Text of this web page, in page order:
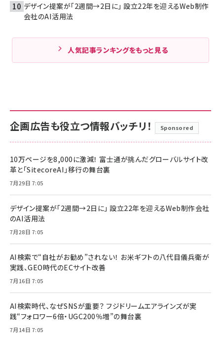
デザイン提案が「2週間→2日に」 設立22年を迎えるWeb制作
会社のAI活用法
人気記事ランキングをもっと見る
企画広告も役立つ情報バッチリ！ Sponsored
10万ページを8,000に激減！ 富士通が挑んだグローバルサイト改
革と「SitecoreAI」移行の舞台裏
7月29日 7:05
デザイン提案が「2週間→2日に」 設立22年を迎えるWeb制作会社
のAI活用法
7月28日 7:05
AI検索で“自社がお勧め”されない！ お米ギフトの八代目儀兵衛が
実践、GEO時代のECサイト改善
7月16日 7:05
AI検索時代、なぜSNSが重要？ フジドリームエアラインズが実
践“フォロワー6倍・UGC200％増”の舞台裏
7月14日 7:05